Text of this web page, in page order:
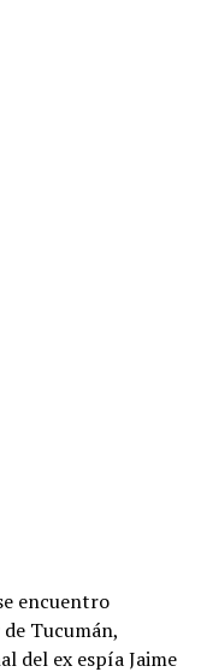
encuentro
Tucumán,
del ex espía Jaime